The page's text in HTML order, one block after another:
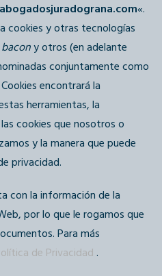
«.
cookies y otras tecnologías
y otros (en adelante
conjuntamente como
encontrará la
herramientas, la
cookies que nosotros o
y la manera que puede
privacidad.
con la información de la
por lo que le rogamos que
Para más
de Privacidad.